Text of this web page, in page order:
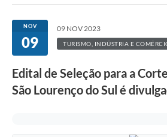
NOV
09
09 NOV 2023
TURISMO, INDÚSTRIA E
Edital de Seleção para a
São Lourenço do Sul é